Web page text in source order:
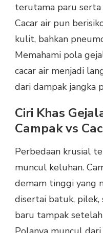
terutama paru
Cacar air pun
kulit, bahkan
Memahami pola
cacar air menjadi
dari dampak jangka
Ciri Khas
Campak vs
Perbedaan krusial
muncul keluhan.
demam tinggi yang
disertai batuk, pilek,
baru tampak